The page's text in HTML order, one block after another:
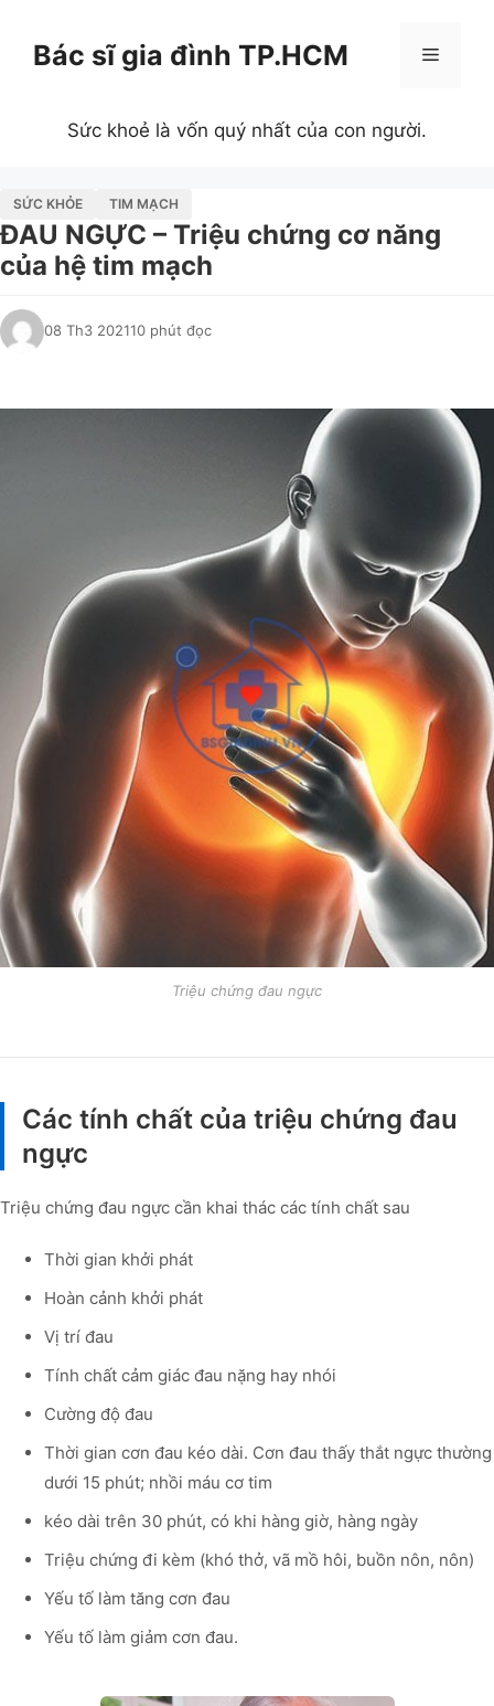
Bác sĩ gia đình TP.HCM Menu
Sức khoẻ là vốn quý nhất của con người.
SỨC KHỎE TIM MẠCH
ĐAU NGỰC – Triệu chứng cơ năng
của hệ tim mạch
08 Th3 202110 phút đọc
Triệu chứng đau ngực
Các tính chất của triệu chứng đau
ngực
Triệu chứng đau ngực cần khai thác các tính chất sau
Thời gian khởi phát
Hoàn cảnh khởi phát
Vị trí đau
Tính chất cảm giác đau nặng hay nhói
Cường độ đau
Thời gian cơn đau kéo dài. Cơn đau thấy thắt ngực thường
dưới 15 phút; nhồi máu cơ tim
kéo dài trên 30 phút, có khi hàng giờ, hàng ngày
Triệu chứng đi kèm (khó thở, vã mồ hôi, buồn nôn, nôn)
Yếu tố làm tăng cơn đau
Yếu tố làm giảm cơn đau.